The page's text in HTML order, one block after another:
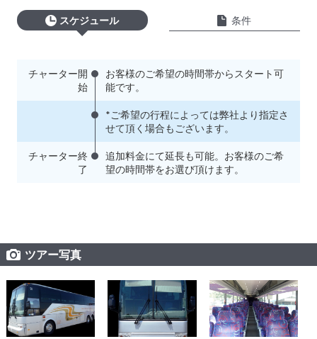
スケジュール 条件
チャーター開
始
お客様のご希望の時間帯からスタート可
能です。
*ご希望の行程によっては弊社より指定さ
せて頂く場合もございます。
チャーター終
了
追加料金にて延長も可能。お客様のご希
望の時間帯をお選び頂けます。
ツアー写真